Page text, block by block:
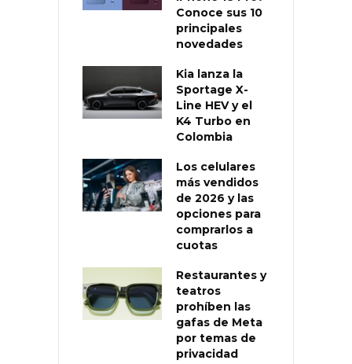
Conoce sus 10
principales
novedades
Kia lanza la
Sportage X-
Line HEV y el
K4 Turbo en
Colombia
Los celulares
más vendidos
de 2026 y las
opciones para
comprarlos a
cuotas
Restaurantes y
teatros
prohíben las
gafas de Meta
por temas de
privacidad